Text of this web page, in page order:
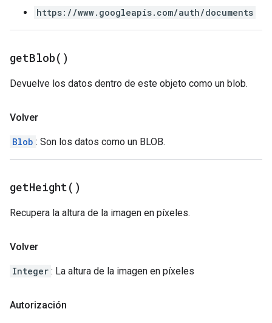
https://www.googleapis.com/auth/documents
getBlob( )
Devuelve los datos dentro de este objeto como un blob.
Volver
Blob : Son los datos como un BLOB.
getHeight( )
Recupera la altura de la imagen en píxeles.
Volver
Integer : La altura de la imagen en píxeles
Autorización